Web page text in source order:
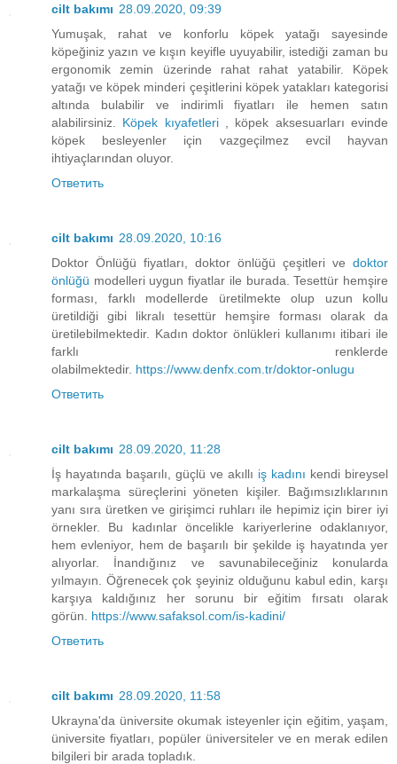
cilt bakımı 28.09.2020, 09:39
Yumuşak, rahat ve konforlu köpek yatağı sayesinde
köpeğiniz yazın ve kışın keyifle uyuyabilir, istediği zaman bu
ergonomik zemin üzerinde rahat rahat yatabilir. Köpek
yatağı ve köpek minderi çeşitlerini köpek yatakları kategorisi
altında bulabilir ve indirimli fiyatları ile hemen satın
alabilirsiniz. Köpek kıyafetleri, köpek aksesuarları evinde
köpek besleyenler için vazgeçilmez evcil hayvan
ihtiyaçlarından oluyor.
Ответить
cilt bakımı 28.09.2020, 10:16
Doktor Önlüğü fiyatları, doktor önlüğü çeşitleri ve doktor
önlüğü modelleri uygun fiyatlar ile burada. Tesettür hemşire
forması, farklı modellerde üretilmekte olup uzun kollu
üretildiği gibi likralı tesettür hemşire forması olarak da
üretilebilmektedir. Kadın doktor önlükleri kullanımı itibari ile
farklı renklerde
olabilmektedir. https://www.denfx.com.tr/doktor-onlugu
Ответить
cilt bakımı 28.09.2020, 11:28
İş hayatında başarılı, güçlü ve akıllı iş kadını kendi bireysel
markalaşma süreçlerini yöneten kişiler. Bağımsızlıklarının
yanı sıra üretken ve girişimci ruhları ile hepimiz için birer iyi
örnekler. Bu kadınlar öncelikle kariyerlerine odaklanıyor,
hem evleniyor, hem de başarılı bir şekilde iş hayatında yer
alıyorlar. İnandığınız ve savunabileceğiniz konularda
yılmayın. Öğrenecek çok şeyiniz olduğunu kabul edin, karşı
karşıya kaldığınız her sorunu bir eğitim fırsatı olarak
görün. https://www.safaksol.com/is-kadini/
Ответить
cilt bakımı 28.09.2020, 11:58
Ukrayna'da üniversite okumak isteyenler için eğitim, yaşam,
üniversite fiyatları, popüler üniversiteler ve en merak edilen
bilgileri bir arada topladık.